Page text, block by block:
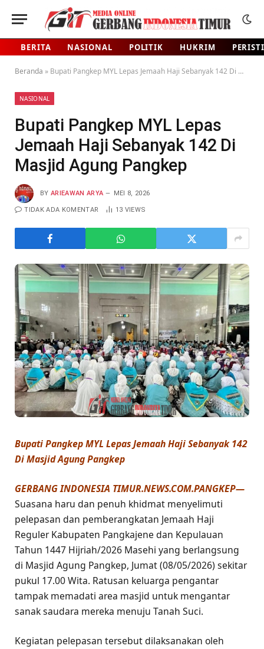
BERITA NASIONAL POLITIK HUKRIM
Beranda » Bupati Pangkep MYL Lepas Jemaah Haji Sebanyak 142 Di Masjid Agung Pangkep
NASIONAL
Bupati Pangkep MYL Lepas
Jemaah Haji Sebanyak 142 Di
Masjid Agung Pangkep
BY ARIEAWAN ARYA MEI 8, 2026
TIDAK ADA KOMENTAR 13 VIEWS
Bupati Pangkep MYL Lepas Jemaah Haji Sebanyak 142
Di Masjid Agung Pangkep
GERBANG INDONESIA TIMUR.NEWS.COM.PANGKEP—
Suasana haru dan penuh khidmat menyelimuti
pelepasan dan pemberangkatan Jemaah Haji
Reguler Kabupaten Pangkajene dan Kepulauan
Tahun 1447 Hijriah/2026 Masehi yang berlangsung
di Masjid Agung Pangkep, Jumat (08/05/2026) sekitar
pukul 17.00 Wita. Ratusan keluarga pengantar
tampak memadati area masjid untuk mengantar
sanak saudara mereka menuju Tanah Suci.
Kegiatan pelepasan tersebut dilaksanakan oleh